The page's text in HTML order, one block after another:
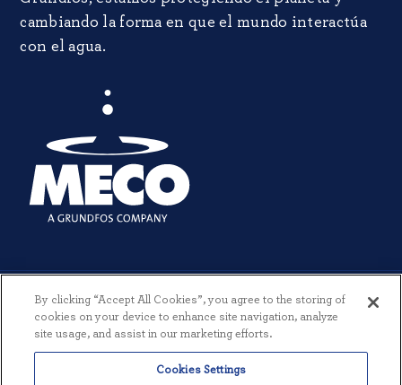
cambiando la forma en que el mundo interactúa
con el agua.
© 2026 MECO INCORPORATED. TODOS LOS DERECHOS RESERVADOS.
TÉRMINOS Y CONDICIONES | POLÍTICA DE PRIVACIDAD
By clicking “Accept All Cookies”, you agree to the storing of
cookies on your device to enhance site navigation, analyze
site usage, and assist in our marketing efforts.
Cookies Settings